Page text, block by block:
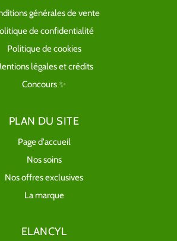
générales de vente
de confidentialité
Politique de cookies
légales et crédits
Concours ✨
PLAN DU SITE
Page d'accueil
Nos soins
Nos offres exclusives
La marque
ELANCYL